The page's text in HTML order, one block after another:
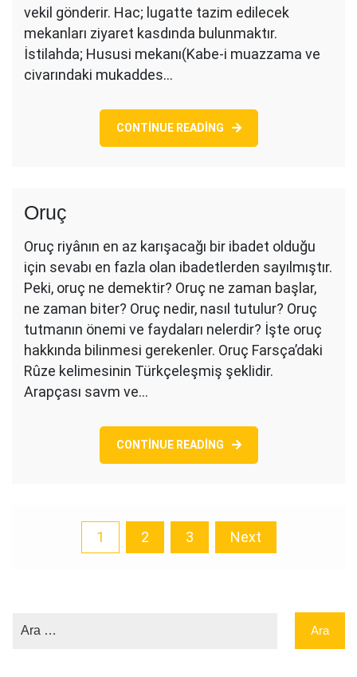
vekil gönderir. Hac; lugatte tazim edilecek
mekanları ziyaret kasdında bulunmaktır.
İstilahda; Hususi mekanı(Kabe-i muazzama ve
civarındaki mukaddes…
CONTINUE READING
Oruç
Oruç riyânın en az karışacağı bir ibadet olduğu
için sevabı en fazla olan ibadetlerden sayılmıştır.
Peki, oruç ne demektir? Oruç ne zaman başlar,
ne zaman biter? Oruç nedir, nasıl tutulur? Oruç
tutmanın önemi ve faydaları nelerdir? İşte oruç
hakkında bilinmesi gerekenler. Oruç Farsça’daki
Rûze kelimesinin Türkçeleşmiş şeklidir.
Arapçası savm ve…
CONTINUE READING
1 2 3 Next